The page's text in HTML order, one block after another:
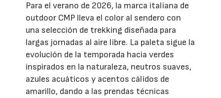
Para el verano de 2026, la marca italiana de
outdoor CMP lleva el color al sendero con
una selección de trekking diseñada para
largas jornadas al aire libre. La paleta sigue la
evolución de la temporada hacia verdes
inspirados en la naturaleza, neutros suaves,
azules acuáticos y acentos cálidos de
amarillo, dando a las prendas técnicas